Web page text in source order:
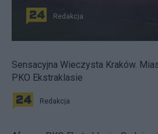
Redakcja
Sensacyjna Wieczysta Kraków.
PKO Ekstraklasie
Redakcja